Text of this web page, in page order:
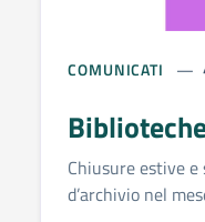
COMUNICATI
Chiusure estive
d’archivio nel